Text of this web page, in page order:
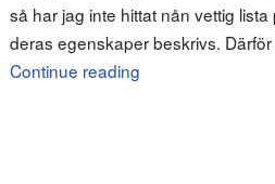
så har jag inte hittat nån vettig
deras egenskaper beskrivs.
Continue reading